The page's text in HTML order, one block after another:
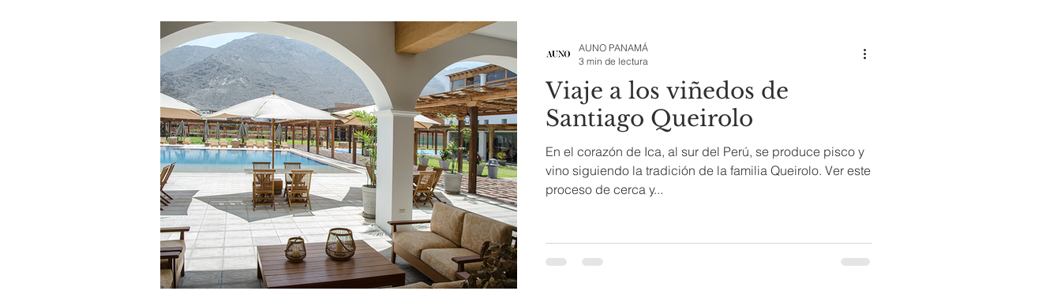
Viaje a los viñedos de
Santiago Queirolo
En el corazón de Ica, al sur del Perú, se produce pisco y
vino siguiendo la tradición de la familia Queirolo. Ver este
proceso de cerca y...
AUNO PANAMÁ
3 min de lectura